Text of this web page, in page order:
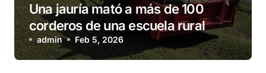
Una jauría mató a más de 100
corderos de una escuela rural
admin Feb 5, 2026